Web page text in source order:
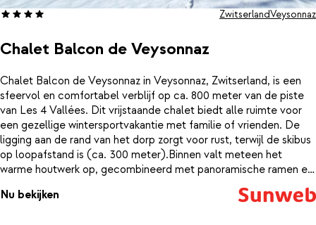
Chalet Balcon de Veysonnaz
ZwitserlandVeysonnaz
Chalet Balcon de Veysonnaz in Veysonnaz, Zwitserland, is een
sfeervol en comfortabel verblijf op ca. 800 meter van de piste
van Les 4 Vallées. Dit vrijstaande chalet biedt alle ruimte voor
een gezellige wintersportvakantie met familie of vrienden. De
ligging aan de rand van het dorp zorgt voor rust, terwijl de skibus
op loopafstand is (ca. 300 meter).Binnen valt meteen het
warme houtwerk op, gecombineerd met panoramische ramen en
een knusse zithoek met open haard. De gezellige woonkamer
gaat over in een ruime eetkamer en een volledig uitgeruste
Nu bekijken